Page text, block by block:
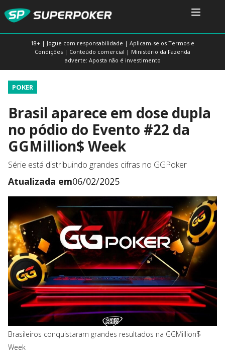
18+ | Jogue com responsabilidade | Aplicam-se os Termos e
Condições | Conteúdo comercial | Ministério da Fazenda
adverte: Aposta não é investimento
POKER
Brasil aparece em dose dupla
no pódio do Evento #22 da
GGMillion$ Week
Série está distribuindo grandes cifras no GGPoker
Atualizada em06/02/2025
Brasileiros conquistaram grandes resultados na GGMillion$
Week